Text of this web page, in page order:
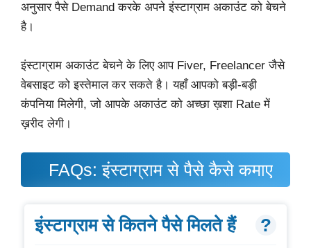
अनुसार पैसे Demand करके अपने इंस्टाग्राम अकाउंट को बेचने
है।
इंस्टाग्राम अकाउंट बेचने के लिए आप Fiver, Freelancer जैसे
वेबसाइट को इस्तेमाल कर सकते है। यहाँ आपको बड़ी-बड़ी
कंपनिया मिलेगी, जो आपके अकाउंट को अच्छा ख़शा Rate में
ख़रीद लेगी।
FAQs: इंस्टाग्राम से पैसे कैसे कमाए
इंस्टाग्राम से कितने पैसे मिलते हैं